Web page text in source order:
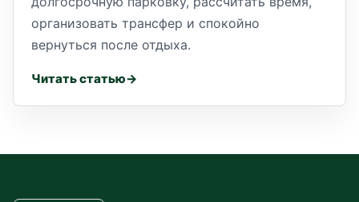
организовать трансфер и спокойно
вернуться после отдыха.
Читать статью